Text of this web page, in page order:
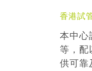
香港試
本中心
等，配
供可靠